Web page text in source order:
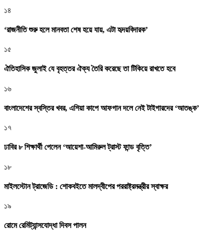
১৪
‘রাজনীতি শুরু হলে মানবতা শেষ হয়ে যায়, এটা হৃদয়বিদারক’
১৫
ঐতিহাসিক জুলাই যে বৃহত্তর ঐক্য তৈরি করেছে তা টিকিয়ে রাখতে হবে
১৬
বাংলাদেশের স্বস্তির খবর, এশিয়া কাপে আফগান দলে নেই টাইগারদের ‘আতঙ্ক’
১৭
ঢাবির ৮ শিক্ষার্থী পেলেন ‘আয়েশা-আমিরুল ট্রাস্ট ফান্ড বৃত্তি’
১৮
মাইলস্টোন ট্রাজেডি : শোকবইতে মালদ্বীপের পররাষ্ট্রমন্ত্রীর স্বাক্ষর
১৯
রোমে রেমিট্যান্সযোদ্ধা দিবস পালন